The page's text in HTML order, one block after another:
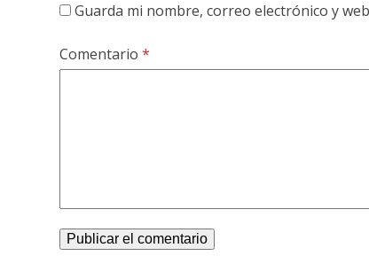
Guarda mi nombre, correo electrónico y
Comentario*